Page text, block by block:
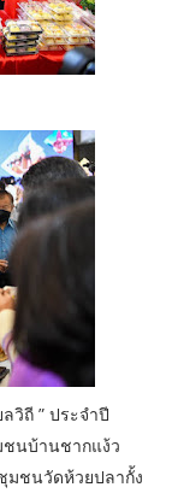
วิถี ” ประจำปี
ชนบ้านชากแง้ว
มชนวัดห้วยปลากั้ง